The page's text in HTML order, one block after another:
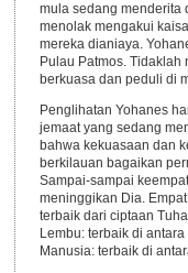
mula sedang menderita
menolak mengakui
mereka dianiaya.
Pulau Patmos.
berkuasa dan peduli di
Penglihatan Yohanes
jemaat yang sedang
bahwa kekuasaan dan
berkilauan bagaikan
Sampai-sampai
meninggikan Dia.
terbaik dari ciptaan
Lembu: terbaik di
Manusia: terbaik di